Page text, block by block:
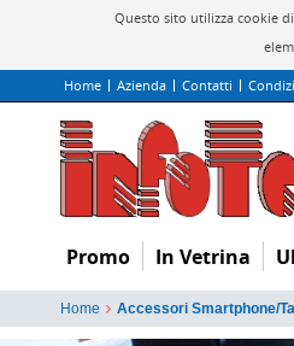
Questo sito utilizza cookie
Home Azienda Contatti
Promo In Vetrina
Home Accessori Smartphone/